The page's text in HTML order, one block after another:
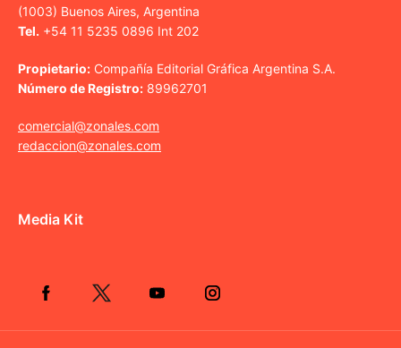
(1003) Buenos Aires, Argentina
Tel. +54 11 5235 0896 Int 202
Propietario: Compañía Editorial Gráfica Argentina S.A.
Número de Registro: 89962701
comercial@zonales.com
redaccion@zonales.com
Media Kit